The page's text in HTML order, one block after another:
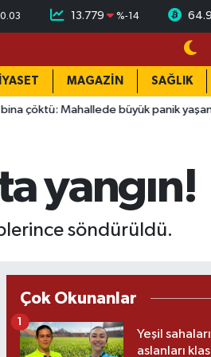
0.03 13.779 %-14
MAGAZİN SAĞLIK
büyük panik yaşandı
yangın!
söndürüldü.
Çok Okunanlar
Yeşil
aslanları
1